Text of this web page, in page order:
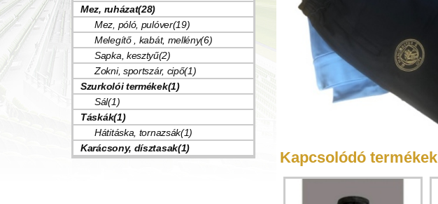
Mez, ruházat(28)
Mez, póló, pulóver(19)
Melegítő , kabát, mellény(6)
Sapka, kesztyű(2)
Zokni, sportszár, cipő(1)
Szurkolói termékek(1)
Sál(1)
Táskák(1)
Hátitáska, tornazsák(1)
Karácsony, dísztasak(1)
Kapcsolódó termékek